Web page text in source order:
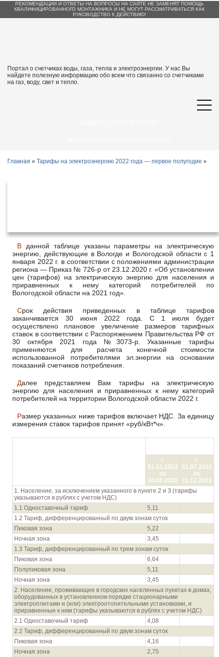
РЕКОМЕНДАЦИИ И ОТВЕТЫ НА ВОПРОСЫ НА САЙТЕ НЕ ЗАМЕНЯТ ПОМОЩЬ
КВАЛИФИЦИРОВАННОГО МОНТАЖНИКА И НЕ МОГУТ РАССМАТРИВАТЬСЯ КАК
РУКОВОДСТВО К ДЕЙСТВИЮ!
Портал о счетчиках воды, газа, тепла и электроэнергии. У нас Вы
найдете полезную информацию обо всем что связанно со счетчиками
на газ, воду, свет и тепло.
Главная » Тарифы на электроэнергию 2022 года — первое полугодие »
В данной таблице указаны параметры на электрическую
энергию, действующие в Вологде и Вологодской области с 1
января 2022 г. в соответствии с положениями администрации
региона — Приказ № 726-р от 23.12.2020 г. «Об установлении
цен (тарифов) на электрическую энергию для населения и
приравненных к нему категорий потребителей по
Вологодской области на 2021 год».
Срок действия приведенных в таблице тарифов
заканчивается 30 июня 2022 года. С 1 июля будет
осуществлено плановое увеличение размеров тарифных
ставок в соответствии с Распоряжением Правительства РФ от
30 октября 2021 года №3073-р. Указанные тарифы
применяются для расчета конечной стоимости
использованной потребителями эл.энергии на основании
показаний счетчиков потребления.
Далее представляем Вам тарифы на электрическую
энергию для населения и приравненных к нему категорий
потребителей на территории Вологодской области 2022 г.
Размер указанных ниже тарифов включает НДС. За единицу
измерения ставок тарифов принят «руб/кВт*ч».
с
01.01.2022
по
30.06.2022
с
01.07.2022
по
31.12.2022
1. Население, за исключением указанного в пункте 2 и 3 (тарифы
указываются в рублях с учетом НДС)
1.1 Одноставочный тариф
5,11
1.2 Тариф, дифференцированный по двум зонам суток
Пиковая зона
5,22
Ночная зона
3,45
1.3 Тариф, дифференцированный по трем зонам суток
Пиковая зона
6,64
Полупиковая зона
5,11
Ночная зона
3,45
2. Население, проживающее в городских населенных пунктах в домах,
оборудованных в установленном порядке стационарными
электроплитами и (или) электроотопительными установками, и
приравненные к ним (тарифы указываются в рублях с учетом НДС)
2.1 Одноставочный тариф
4,08
2.2 Тариф, дифференцированный по двум зонам суток
Пиковая зона
4,16
Ночная зона
2,75